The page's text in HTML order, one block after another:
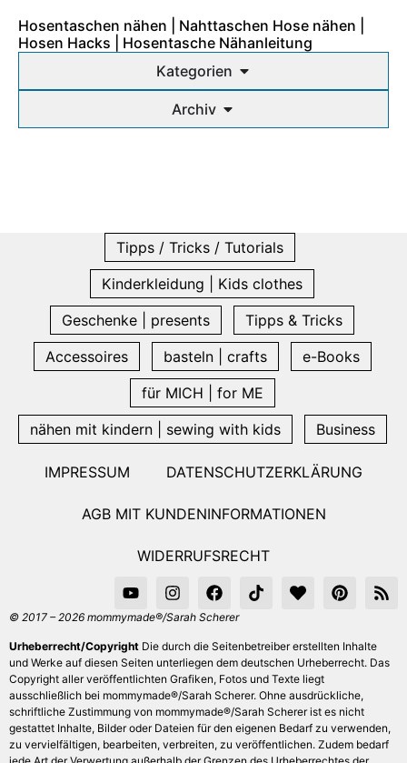
Hosentaschen nähen | Nahttaschen Hose nähen |
Hosen Hacks | Hosentasche Nähanleitung
Kategorien
Archiv
Tipps / Tricks / Tutorials
Kinderkleidung | Kids clothes
Geschenke | presents
Tipps & Tricks
Accessoires
basteln | crafts
e-Books
für MICH | for ME
nähen mit kindern | sewing with kids
Business
IMPRESSUM DATENSCHUTZERKLÄRUNG
AGB MIT KUNDENINFORMATIONEN
WIDERRUFSRECHT
© 2017 – 2026 mommymade®/Sarah Scherer
Urheberrecht/Copyright Die durch die Seitenbetreiber erstellten Inhalte
und Werke auf diesen Seiten unterliegen dem deutschen Urheberrecht. Das
Copyright aller veröffentlichten Grafiken, Fotos und Texte liegt
ausschließlich bei mommymade®/Sarah Scherer. Ohne ausdrückliche,
schriftliche Zustimmung von mommymade®/Sarah Scherer ist es nicht
gestattet Inhalte, Bilder oder Dateien für den eigenen Bedarf zu verwenden,
zu vervielfältigen, bearbeiten, verbreiten, zu veröffentlichen. Zudem bedarf